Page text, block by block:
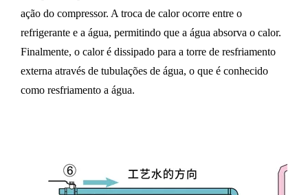
ação do compressor. A troca de calor ocorre entre o
refrigerante e a água, permitindo que a água absorva o calor.
Finalmente, o calor é dissipado para a torre de resfriamento
externa através de tubulações de água, o que é conhecido
como resfriamento a água.